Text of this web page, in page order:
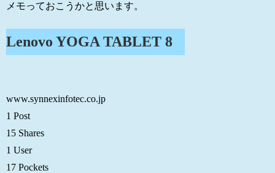
メモっておこうかと思います。
Lenovo YOGA TABLET 8
www.synnexinfotec.co.jp
1 Post
15 Shares
1 User
17 Pockets